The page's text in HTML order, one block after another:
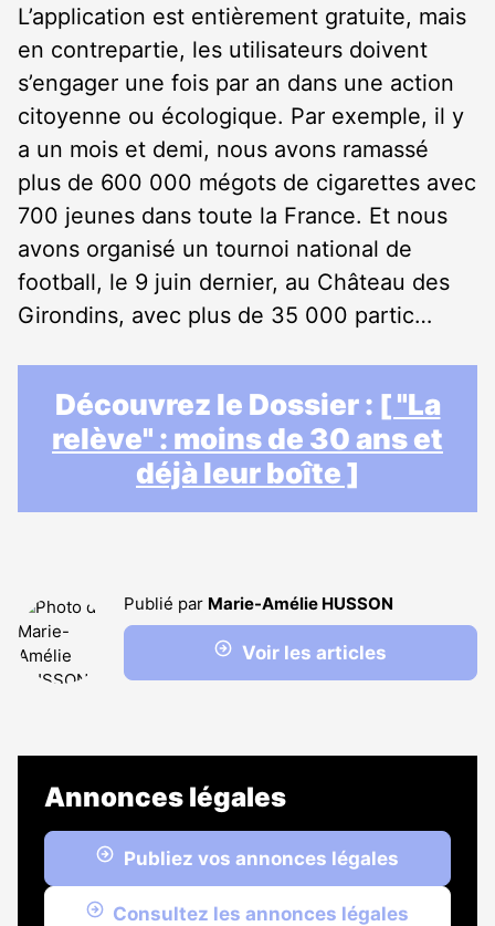
L’application est entièrement gratuite, mais
en contrepartie, les utilisateurs doivent
s’engager une fois par an dans une action
citoyenne ou écologique. Par exemple, il y
a un mois et demi, nous avons ramassé
plus de 600 000 mégots de cigarettes avec
700 jeunes dans toute la France. Et nous
avons organisé un tournoi national de
football, le 9 juin dernier, au Château des
Girondins, avec plus de 35 000 partic…
Découvrez le Dossier : [ "La
relève" : moins de 30 ans et
déjà leur boîte ]
Publié par Marie-Amélie HUSSON
Voir les articles
Annonces légales
Publiez vos annonces légales
Consultez les annonces légales